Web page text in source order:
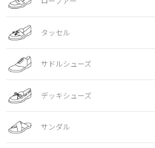
タッセル
サドルシューズ
デッキシューズ
サンダル